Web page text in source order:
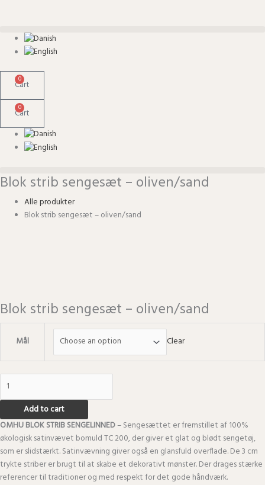
content
0
Cart
0
Cart
Blok strib sengesæt – oliven/sand
Alle produkter
Blok strib sengesæt – oliven/sand
Blok strib sengesæt – oliven/sand
Mål Clear
sengesæt
oliven/sand
quantity
Add to cart
OMHU BLOK STRIB SENGELINNED– Sengesættet er fremstillet af 100%
økologisk satinvævet bomuld TC 200, der giver et glat og blødt sengetøj,
som er slidstærkt. Satinvævning giver også en glansfuld overflade. De 3 cm
trykte striber er brugt til at skabe et dekorativt mønster. Der drages stærke
referencer til traditioner og med respekt for det gode håndværk.